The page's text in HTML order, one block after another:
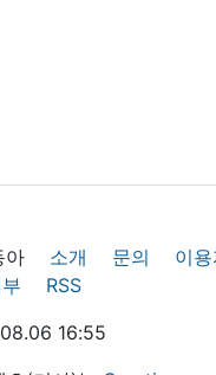
아 소개 문의
이
RSS
16:55